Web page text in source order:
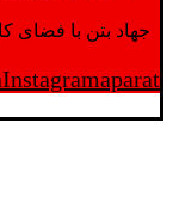
جهاد بتن با فضای کارگاهی و به کار گیری سه
Instagramaparat